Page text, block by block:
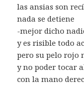
las ansias son
nada se detiene
-mejor dicho
y es risible todo
pero su pelo rojo
y no poder tocar
con la mano